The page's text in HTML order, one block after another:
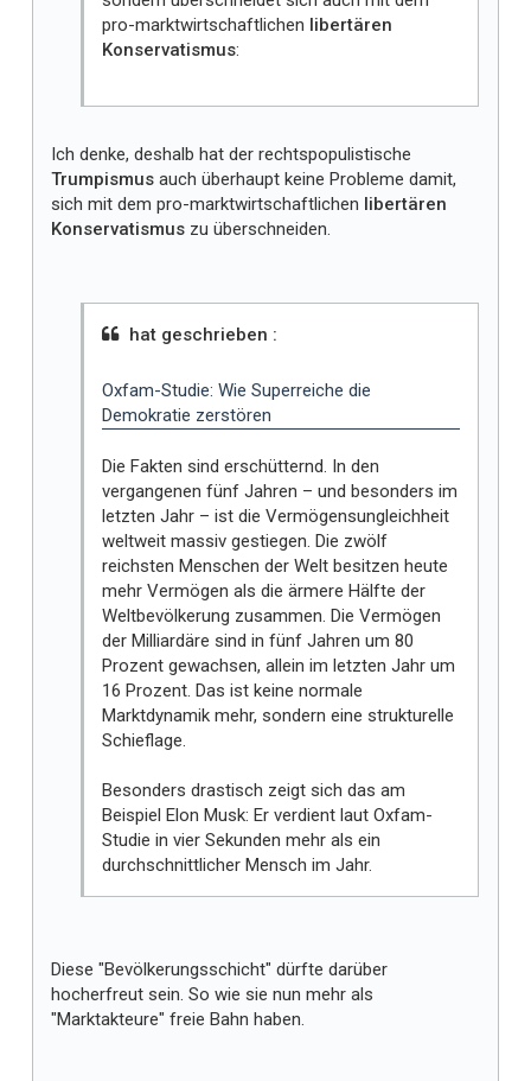
pro-marktwirtschaftlichen libertären
Konservatismus:
Ich denke, deshalb hat der rechtspopulistische
Trumpismus auch überhaupt keine Probleme damit,
sich mit dem pro-marktwirtschaftlichen libertären
Konservatismus zu überschneiden.
hat geschrieben :
Oxfam-Studie: Wie Superreiche die
Demokratie zerstören
Die Fakten sind erschütternd. In den
vergangenen fünf Jahren – und besonders im
letzten Jahr – ist die Vermögensungleichheit
weltweit massiv gestiegen. Die zwölf
reichsten Menschen der Welt besitzen heute
mehr Vermögen als die ärmere Hälfte der
Weltbevölkerung zusammen. Die Vermögen
der Milliardäre sind in fünf Jahren um 80
Prozent gewachsen, allein im letzten Jahr um
16 Prozent. Das ist keine normale
Marktdynamik mehr, sondern eine strukturelle
Schieflage.
Besonders drastisch zeigt sich das am
Beispiel Elon Musk: Er verdient laut Oxfam-
Studie in vier Sekunden mehr als ein
durchschnittlicher Mensch im Jahr.
Diese "Bevölkerungsschicht" dürfte darüber
hocherfreut sein. So wie sie nun mehr als
"Marktakteure" freie Bahn haben.